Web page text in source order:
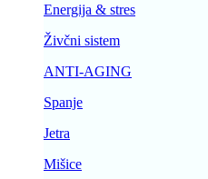
Energija & stres
Živčni sistem
ANTI-AGING
Spanje
Jetra
Mišice